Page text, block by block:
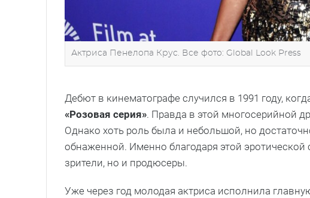
Актриса Пенелопа Крус. Все фото: Global Look Press
Дебют в кинематографе случился в 1991 году,
«Розовая серия». Правда в этой многосерийной
Однако хоть роль была и небольшой, но
обнаженной. Именно благодаря этой
зрители, но и продюсеры.
Уже через год молодая актриса исполнила